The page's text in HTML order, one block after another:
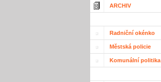
ARCHIV
Radniční okénko
Městská policie
Komunální politika